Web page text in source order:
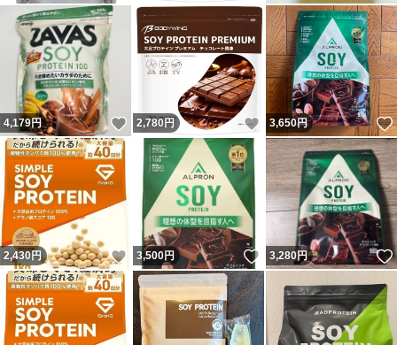
4,179円 いいね！
2,780 円 いいね！
3,650円
2,430円 いいね！
3,500円 いいね！
3,280円